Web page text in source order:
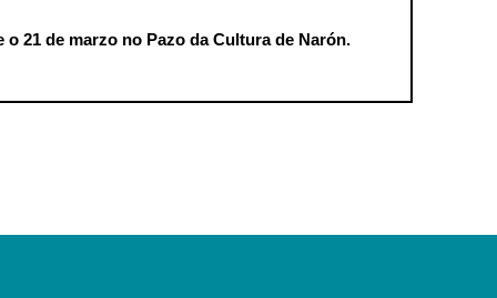
o 21 de marzo no Pazo da Cultura de Narón.